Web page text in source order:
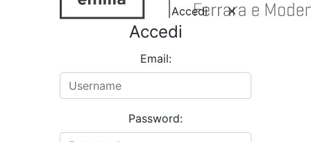
Accedi
Accedi
Email:
Password: